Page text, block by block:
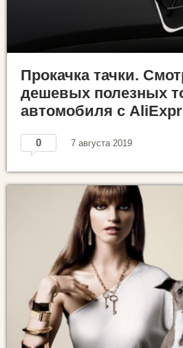
Прокачка тачки.
дешевых полезных
автомобиля с
0 7 августа 2019